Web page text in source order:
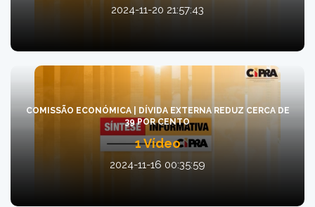
2024-11-20 21:57:43
COMISSÃO ECONÓMICA | DÍVIDA EXTERNA REDUZ CERCA DE
39 POR CENTO
1 Vídeo
2024-11-16 00:35:59